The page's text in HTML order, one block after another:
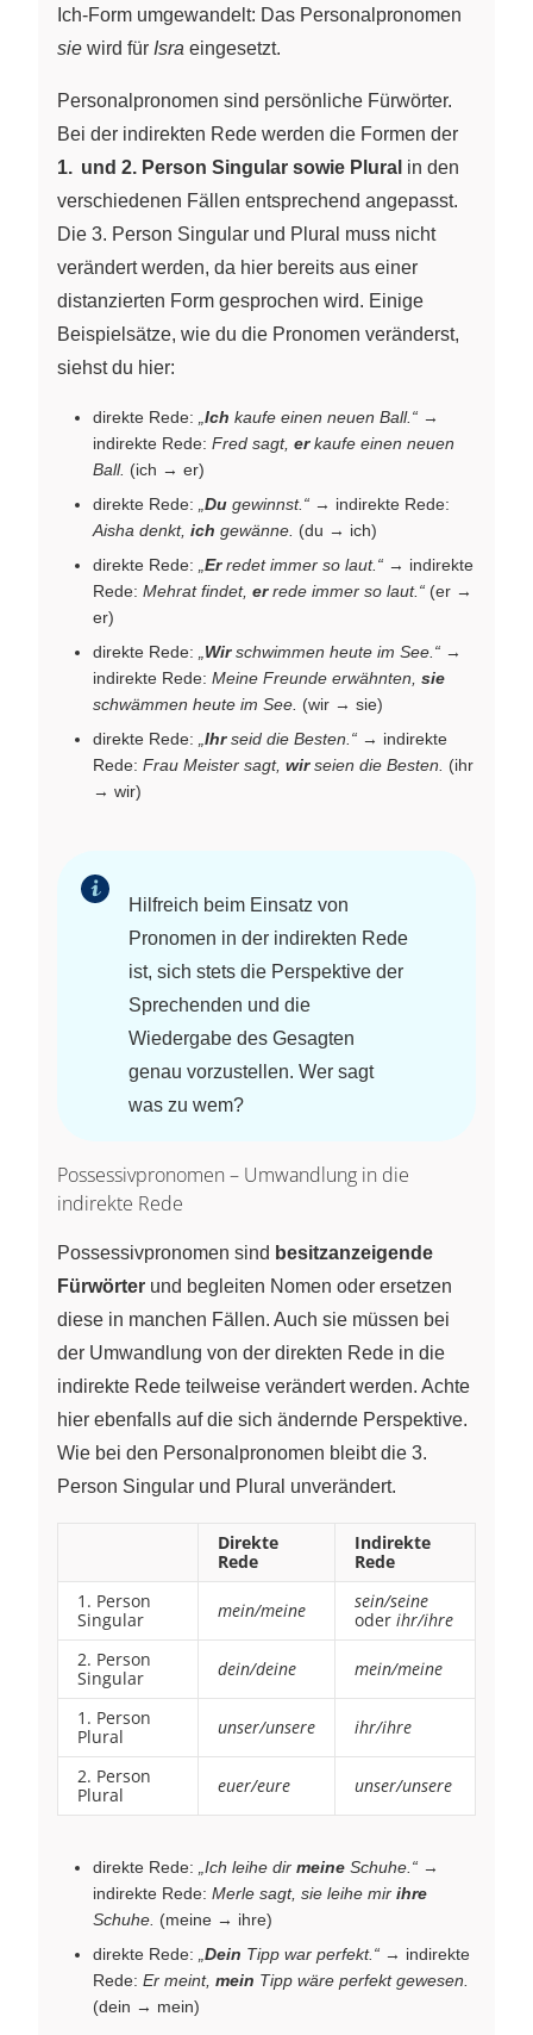
Ich-Form umgewandelt: Das Personalpronomen
sie wird für Isra eingesetzt.
Personalpronomen sind persönliche Fürwörter.
Bei der indirekten Rede werden die Formen der
1. und 2. Person Singular sowie Plural in den
verschiedenen Fällen entsprechend angepasst.
Die 3. Person Singular und Plural muss nicht
verändert werden, da hier bereits aus einer
distanzierten Form gesprochen wird. Einige
Beispielsätze, wie du die Pronomen veränderst,
siehst du hier:
direkte Rede: Ich kaufe einen neuen Ball.“ →
indirekte Rede: Fred sagt, erkaufe einen neuen
Ball. (ich → er)
direkte Rede:
Du gewinnst.“ → indirekte Rede:
Aisha denkt, ich gewänne. (du → ich)
direkte Rede:
Erredet immer so laut.“ → indirekte
Rede: Mehrat findet, errede immer so laut.“ (er →
er)
direkte Rede:
Wirschwimmen heute im See.“ →
indirekte Rede: Meine Freunde erwähnten, sie
schwämmen heute im See. (wir → sie)
direkte Rede:
Ihrseid die Besten.“ → indirekte
Rede: Frau Meister sagt, wirseien die Besten.
(ihr
→ wir)
Hilfreich beim Einsatz von
Pronomen in der indirekten Rede
ist, sich stets die Perspektive der
Sprechenden und die
Wiedergabe des Gesagten
genau vorzustellen. Wer sagt
was zu wem?
Possessivpronomen – Umwandlung in die
indirekte Rede
Possessivpronomen sind besitzanzeigende
Fürwörter und begleiten Nomen oder ersetzen
diese in manchen Fällen. Auch sie müssen bei
der Umwandlung von der direkten Rede in die
indirekte Rede teilweise verändert werden. Achte
hier ebenfalls auf die sich ändernde Perspektive.
Wie bei den Personalpronomen bleibt die 3.
Person Singular und Plural unverändert.
Direkte
Rede
Indirekte
Rede
1. Person
Singular
mein/meine
sein/seine
oder ihr/ihre
2. Person
Singular
dein/deine mein/meine
1. Person
Plural
unser/unsere ihr/ihre
2. Person
Plural
euer/eure unser/unsere
direkte Rede: „Ich leihe dir meine Schuhe.“ →
indirekte Rede: Merle sagt, sie leihe mir ihre
Schuhe. (meine → ihre)
direkte Rede:
Dein Tipp war perfekt.“ → indirekte
Rede: Er meint, mein Tipp wäre perfekt gewesen.
(dein → mein)